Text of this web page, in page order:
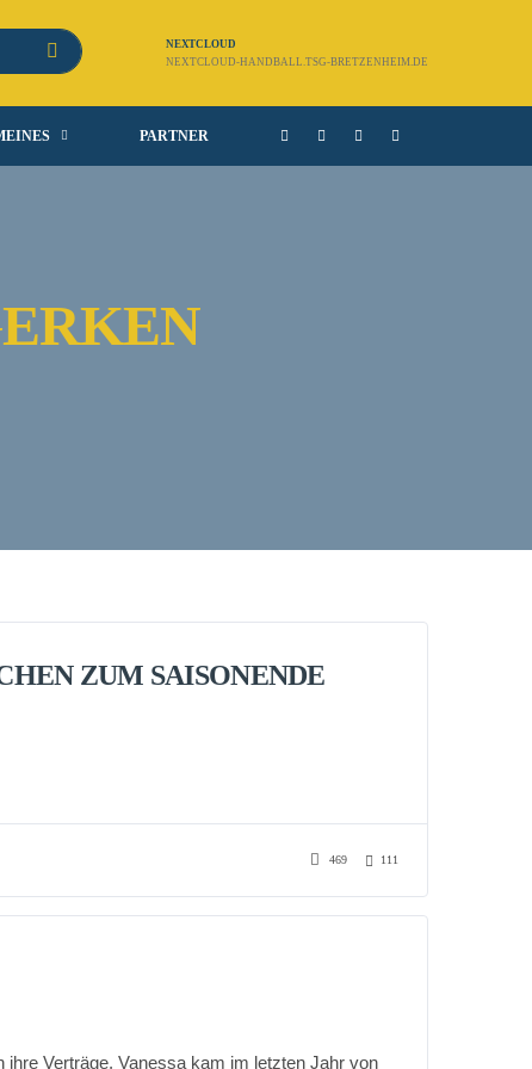
NEXTCLOUD
NEXTCLOUD-HANDBALL.TSG-BRETZENHEIM.DE
PARTNER
ZUM SAISONENDE
469 111
Verträge. Vanessa kam im letzten Jahr von